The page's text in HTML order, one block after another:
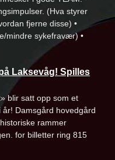
(Hva styrer
fjerne disse) •
mindre sykefravær) •
Laksevåg! Spilles
blir satt opp som et
Damsgård hovedgård
rammer
for billetter ring 815